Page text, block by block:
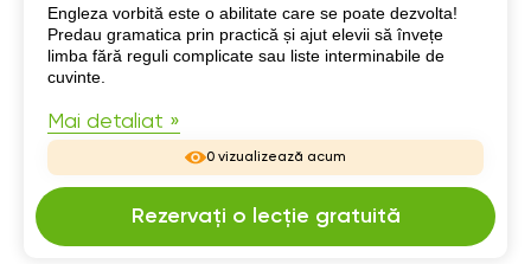
Despre mine
Engleza vorbită este o abilitate care se poate dezvolta!
Predau gramatica prin practică și ajut elevii să învețe
limba fără reguli complicate sau liste interminabile de
cuvinte.
Mai detaliat »
0 vizualizează acum
Rezervați o lecție gratuită